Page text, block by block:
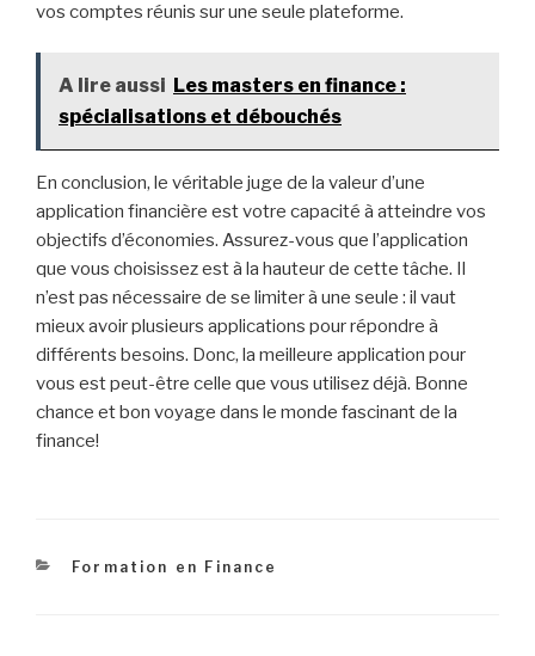
vos comptes réunis sur une seule plateforme.
A lire aussi Les masters en finance :
spécialisations et débouchés
En conclusion, le véritable juge de la valeur d’une
application financière est votre capacité à atteindre vos
objectifs d’économies. Assurez-vous que l’application
que vous choisissez est à la hauteur de cette tâche. Il
n’est pas nécessaire de se limiter à une seule : il vaut
mieux avoir plusieurs applications pour répondre à
différents besoins. Donc, la meilleure application pour
vous est peut-être celle que vous utilisez déjà. Bonne
chance et bon voyage dans le monde fascinant de la
finance!
Catégories
Formation en Finance